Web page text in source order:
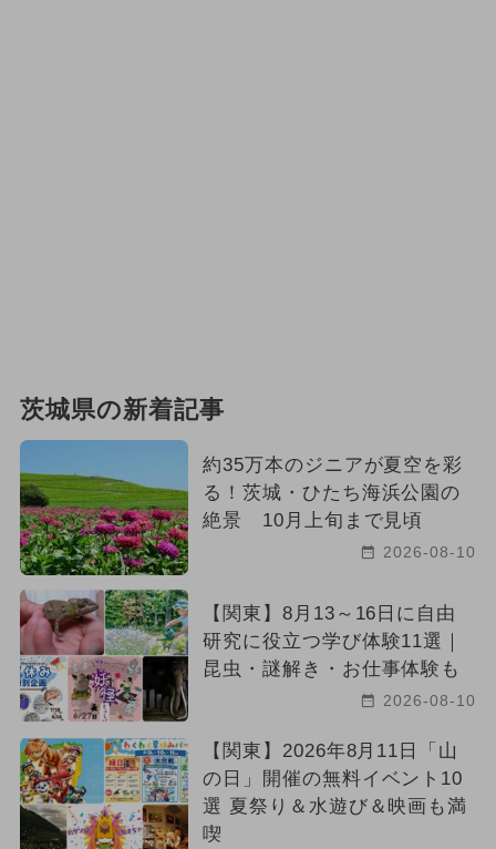
茨城県の新着記事
約35万本のジニアが夏空を彩
る！茨城・ひたち海浜公園の
絶景 10月上旬まで見頃
2026-08-10
【関東】8月13～16日に自由
研究に役立つ学び体験11選｜
昆虫・謎解き・お仕事体験も
2026-08-10
【関東】2026年8月11日「山
の日」開催の無料イベント10
選 夏祭り＆水遊び＆映画も満
喫